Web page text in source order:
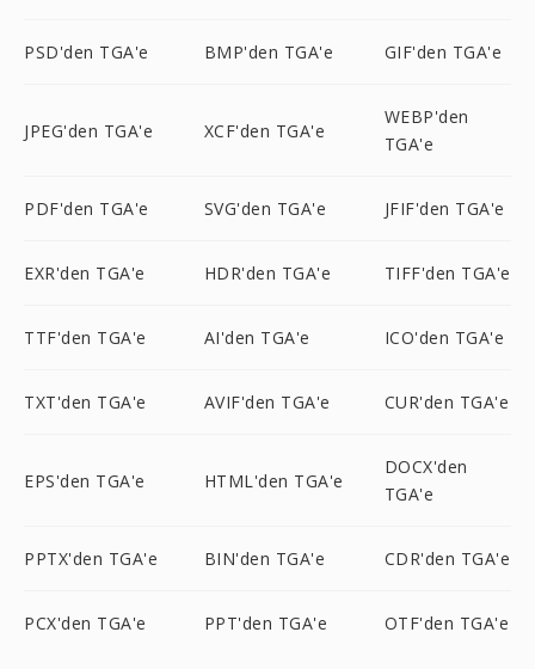
PSD'den TGA'e BMP'den TGA'e GIF'den TGA'e
JPEG'den TGA'e XCF'den TGA'e
WEBP'den
TGA'e
PDF'den TGA'e SVG'den TGA'e JFIF'den TGA'e
EXR'den TGA'e HDR'den TGA'e TIFF'den TGA'e
TTF'den TGA'e AI'den TGA'e ICO'den TGA'e
TXT'den TGA'e AVIF'den TGA'e CUR'den TGA'e
EPS'den TGA'e HTML'den TGA'e
DOCX'den
TGA'e
PPTX'den TGA'e BIN'den TGA'e CDR'den TGA'e
PCX'den TGA'e PPT'den TGA'e OTF'den TGA'e